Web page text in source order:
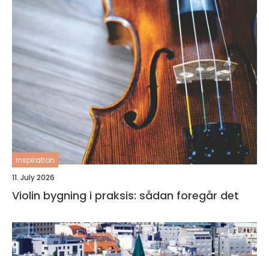
inspiration
11. July 2026
Violin bygning i praksis: sådan foregår det